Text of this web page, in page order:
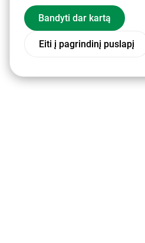
Bandyti dar kartą
Eiti į pagrindinį puslapį